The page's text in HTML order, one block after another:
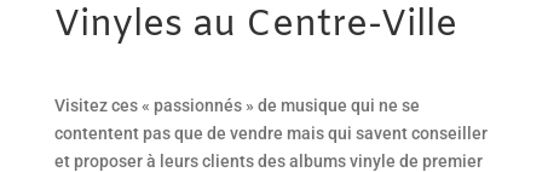
Vinyles au Centre-Ville
Visitez ces « passionnés » de musique qui ne se
contentent pas que de vendre mais qui savent conseiller
et proposer à leurs clients des albums vinyle de premier